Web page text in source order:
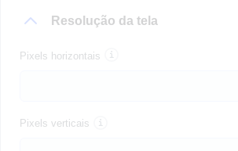
Resolução da tela
Pixels horizontais
Pixels verticais